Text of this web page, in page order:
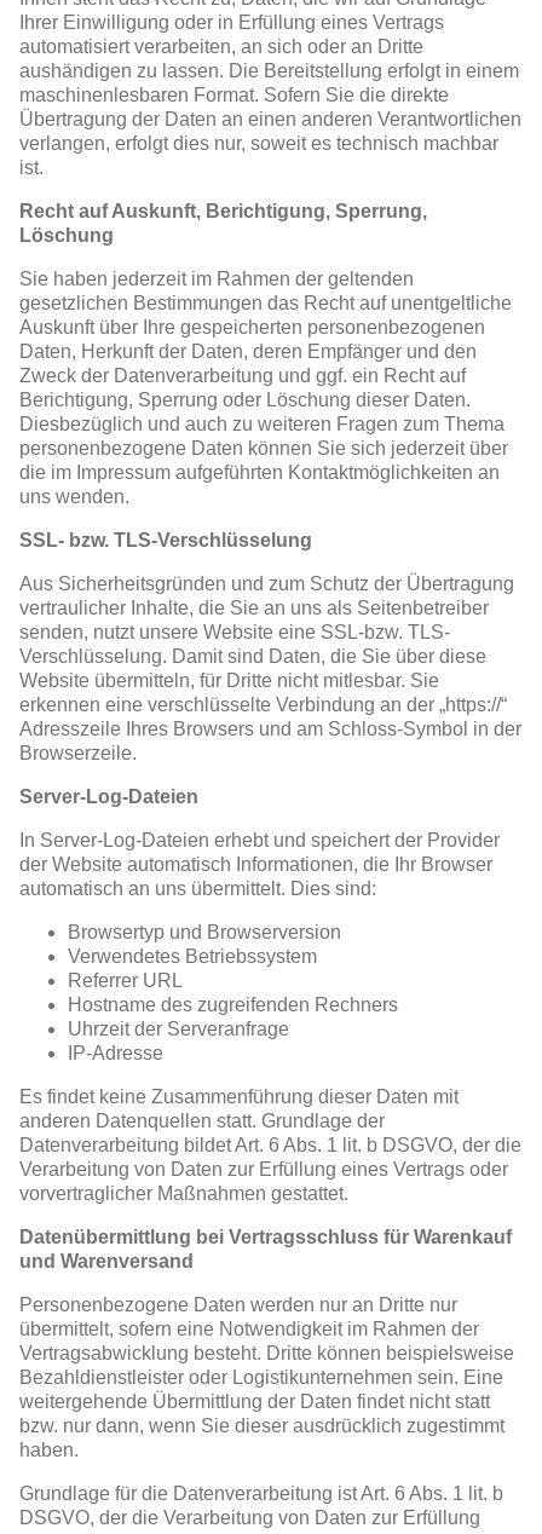
Ihrer Einwilligung oder in Erfüllung eines Vertrags
automatisiert verarbeiten, an sich oder an Dritte
aushändigen zu lassen. Die Bereitstellung erfolgt in einem
maschinenlesbaren Format. Sofern Sie die direkte
Übertragung der Daten an einen anderen Verantwortlichen
verlangen, erfolgt dies nur, soweit es technisch machbar
ist.
Recht auf Auskunft, Berichtigung, Sperrung,
Löschung
Sie haben jederzeit im Rahmen der geltenden
gesetzlichen Bestimmungen das Recht auf unentgeltliche
Auskunft über Ihre gespeicherten personenbezogenen
Daten, Herkunft der Daten, deren Empfänger und den
Zweck der Datenverarbeitung und ggf. ein Recht auf
Berichtigung, Sperrung oder Löschung dieser Daten.
Diesbezüglich und auch zu weiteren Fragen zum Thema
personenbezogene Daten können Sie sich jederzeit über
die im Impressum aufgeführten Kontaktmöglichkeiten an
uns wenden.
SSL- bzw. TLS-Verschlüsselung
Aus Sicherheitsgründen und zum Schutz der Übertragung
vertraulicher Inhalte, die Sie an uns als Seitenbetreiber
senden, nutzt unsere Website eine SSL-bzw. TLS-
Verschlüsselung. Damit sind Daten, die Sie über diese
Website übermitteln, für Dritte nicht mitlesbar. Sie
erkennen eine verschlüsselte Verbindung an der „https://“
Adresszeile Ihres Browsers und am Schloss-Symbol in der
Browserzeile.
Server-Log-Dateien
In Server-Log-Dateien erhebt und speichert der Provider
der Website automatisch Informationen, die Ihr Browser
automatisch an uns übermittelt. Dies sind:
Browsertyp und Browserversion
Verwendetes Betriebssystem
Referrer URL
Hostname des zugreifenden Rechners
Uhrzeit der Serveranfrage
IP-Adresse
Es findet keine Zusammenführung dieser Daten mit
anderen Datenquellen statt. Grundlage der
Datenverarbeitung bildet Art. 6 Abs. 1 lit. b DSGVO, der die
Verarbeitung von Daten zur Erfüllung eines Vertrags oder
vorvertraglicher Maßnahmen gestattet.
Datenübermittlung bei Vertragsschluss für Warenkauf
und Warenversand
Personenbezogene Daten werden nur an Dritte nur
übermittelt, sofern eine Notwendigkeit im Rahmen der
Vertragsabwicklung besteht. Dritte können beispielsweise
Bezahldienstleister oder Logistikunternehmen sein. Eine
weitergehende Übermittlung der Daten findet nicht statt
bzw. nur dann, wenn Sie dieser ausdrücklich zugestimmt
haben.
Grundlage für die Datenverarbeitung ist Art. 6 Abs. 1 lit. b
DSGVO, der die Verarbeitung von Daten zur Erfüllung